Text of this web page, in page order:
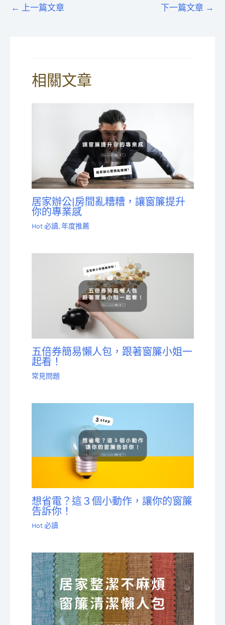
← 上一篇文章 下一篇文章 →
相關文章
居家辦公|房間亂糟糟，讓窗簾提升
你的專業感
Hot 必讀,年度推薦
五倍券簡易懶人包，跟著窗簾小姐一
起看！
常見問題
想省電？這３個小動作，讓你的窗簾
告訴你！
Hot 必讀